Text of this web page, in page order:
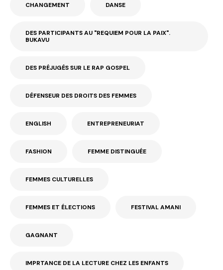
CHANGEMENT DANSE
DES PARTICIPANTS AU "REQUIEM POUR LA PAIX".
BUKAVU
DES PRÉJUGÉS SUR LE RAP GOSPEL
DÉFENSEUR DES DROITS DES FEMMES
ENGLISH ENTREPRENEURIAT
FASHION FEMME DISTINGUÉE
FEMMES CULTURELLES
FEMMES ET ÉLECTIONS FESTIVAL AMANI
GAGNANT
IMPRTANCE DE LA LECTURE CHEZ LES ENFANTS